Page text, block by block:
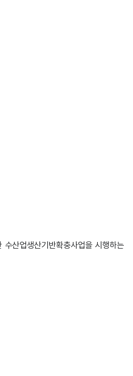
수산업생산기반확충사업을 시행하는